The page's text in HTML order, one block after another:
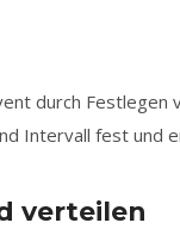
durch
Intervall fest und
verteilen